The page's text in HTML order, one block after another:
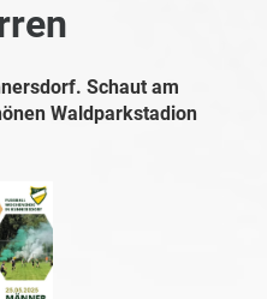
Schaut am
Waldparkstadion